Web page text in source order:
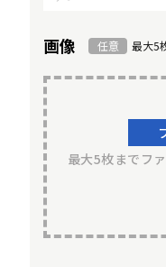
画像 任意 最大5
最大5枚までフ